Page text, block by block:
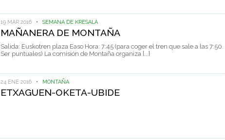
19 MAR 2016 • SEMANA DE KRESALA
MAÑANERA DE MONTAÑA
Salida: Euskotren plaza Easo Hora: 7:45 (para coger el tren que sale a las 7:50.
Ser puntuales) La comisión de Montaña organiza [...]
24 ENE 2016 • MONTAÑA
ETXAGUEN-OKETA-UBIDE